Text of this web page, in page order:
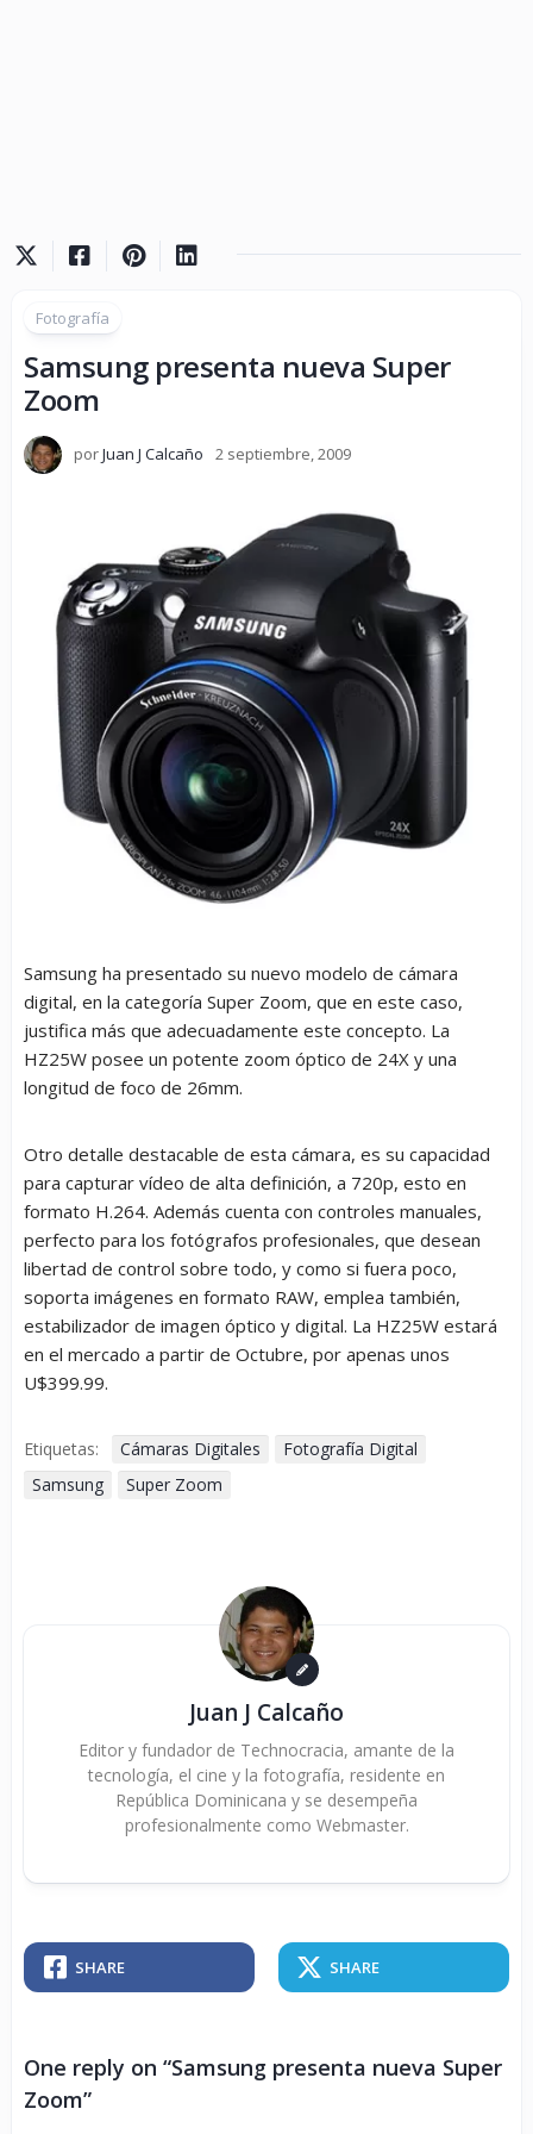
Fotografía
Samsung presenta nueva Super
Zoom
porJuan J Calcaño 2 septiembre, 2009
Samsung ha presentado su nuevo modelo de cámara
digital, en la categoría Super Zoom, que en este caso,
justifica más que adecuadamente este concepto. La
HZ25W posee un potente zoom óptico de 24X y una
longitud de foco de 26mm.
Otro detalle destacable de esta cámara, es su capacidad
para capturar vídeo de alta definición, a 720p, esto en
formato H.264. Además cuenta con controles manuales,
perfecto para los fotógrafos profesionales, que desean
libertad de control sobre todo, y como si fuera poco,
soporta imágenes en formato RAW, emplea también,
estabilizador de imagen óptico y digital. La HZ25W estará
en el mercado a partir de Octubre, por apenas unos
U$399.99.
Etiquetas: Cámaras Digitales
Fotografía Digital
Samsung
Super Zoom
Juan J Calcaño
Editor y fundador de Technocracia, amante de la
tecnología, el cine y la fotografía, residente en
República Dominicana y se desempeña
profesionalmente como Webmaster.
SHARE SHARE
One reply on “Samsung presenta nueva Super
Zoom”